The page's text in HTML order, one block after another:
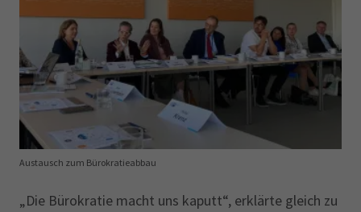
Austausch zum Bürokratieabbau
„Die Bürokratie macht uns kaputt“, erklärte gleich zu